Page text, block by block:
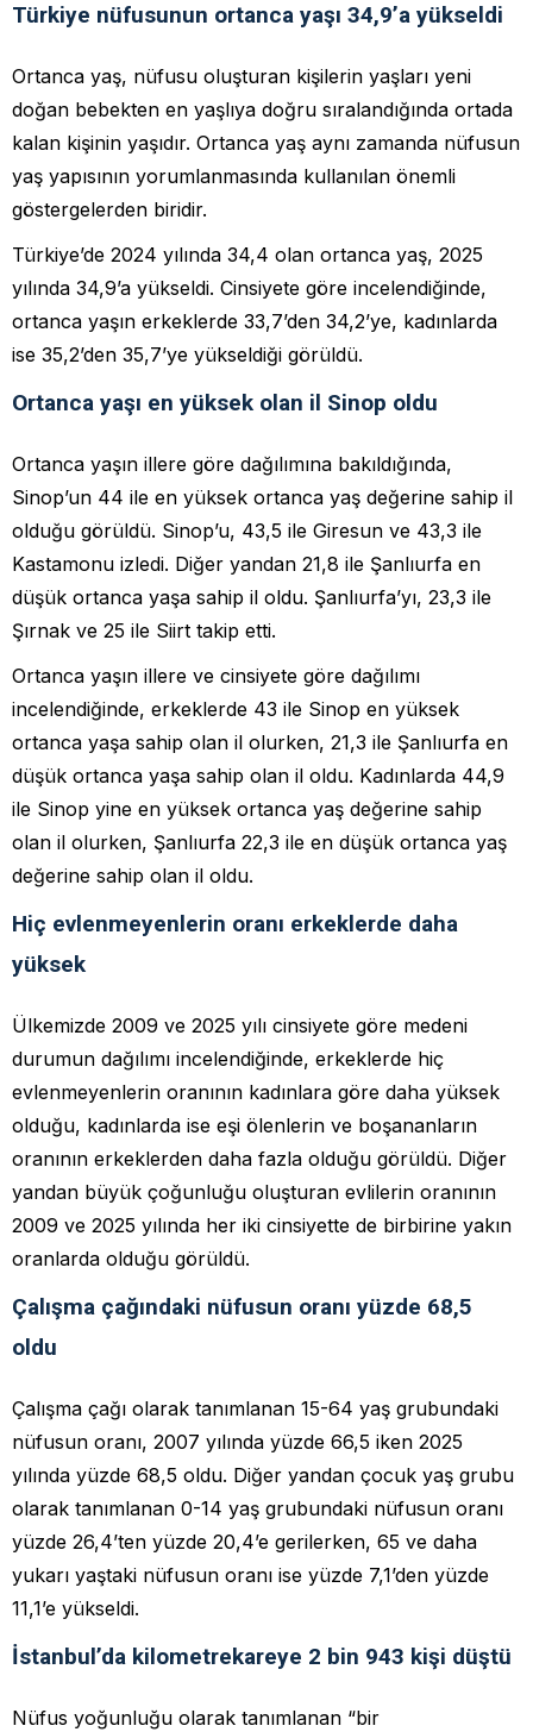
Türkiye nüfusunun ortanca yaşı 34,9’a yükseldi
Ortanca yaş, nüfusu oluşturan kişilerin yaşları yeni
doğan bebekten en yaşlıya doğru sıralandığında ortada
kalan kişinin yaşıdır. Ortanca yaş aynı zamanda nüfusun
yaş yapısının yorumlanmasında kullanılan önemli
göstergelerden biridir.
Türkiye’de 2024 yılında 34,4 olan ortanca yaş, 2025
yılında 34,9’a yükseldi. Cinsiyete göre incelendiğinde,
ortanca yaşın erkeklerde 33,7’den 34,2’ye, kadınlarda
ise 35,2’den 35,7’ye yükseldiği görüldü.
Ortanca yaşı en yüksek olan il Sinop oldu
Ortanca yaşın illere göre dağılımına bakıldığında,
Sinop’un 44 ile en yüksek ortanca yaş değerine sahip il
olduğu görüldü. Sinop’u, 43,5 ile Giresun ve 43,3 ile
Kastamonu izledi. Diğer yandan 21,8 ile Şanlıurfa en
düşük ortanca yaşa sahip il oldu. Şanlıurfa’yı, 23,3 ile
Şırnak ve 25 ile Siirt takip etti.
Ortanca yaşın illere ve cinsiyete göre dağılımı
incelendiğinde, erkeklerde 43 ile Sinop en yüksek
ortanca yaşa sahip olan il olurken, 21,3 ile Şanlıurfa en
düşük ortanca yaşa sahip olan il oldu. Kadınlarda 44,9
ile Sinop yine en yüksek ortanca yaş değerine sahip
olan il olurken, Şanlıurfa 22,3 ile en düşük ortanca yaş
değerine sahip olan il oldu.
Hiç evlenmeyenlerin oranı erkeklerde daha
yüksek
Ülkemizde 2009 ve 2025 yılı cinsiyete göre medeni
durumun dağılımı incelendiğinde, erkeklerde hiç
evlenmeyenlerin oranının kadınlara göre daha yüksek
olduğu, kadınlarda ise eşi ölenlerin ve boşananların
oranının erkeklerden daha fazla olduğu görüldü. Diğer
yandan büyük çoğunluğu oluşturan evlilerin oranının
2009 ve 2025 yılında her iki cinsiyette de birbirine yakın
oranlarda olduğu görüldü.
Çalışma çağındaki nüfusun oranı yüzde 68,5
oldu
Çalışma çağı olarak tanımlanan 15-64 yaş grubundaki
nüfusun oranı, 2007 yılında yüzde 66,5 iken 2025
yılında yüzde 68,5 oldu. Diğer yandan çocuk yaş grubu
olarak tanımlanan 0-14 yaş grubundaki nüfusun oranı
yüzde 26,4’ten yüzde 20,4’e gerilerken, 65 ve daha
yukarı yaştaki nüfusun oranı ise yüzde 7,1’den yüzde
11,1’e yükseldi.
İstanbul’da kilometrekareye 2 bin 943 kişi düştü
Nüfus yoğunluğu olarak tanımlanan “bir